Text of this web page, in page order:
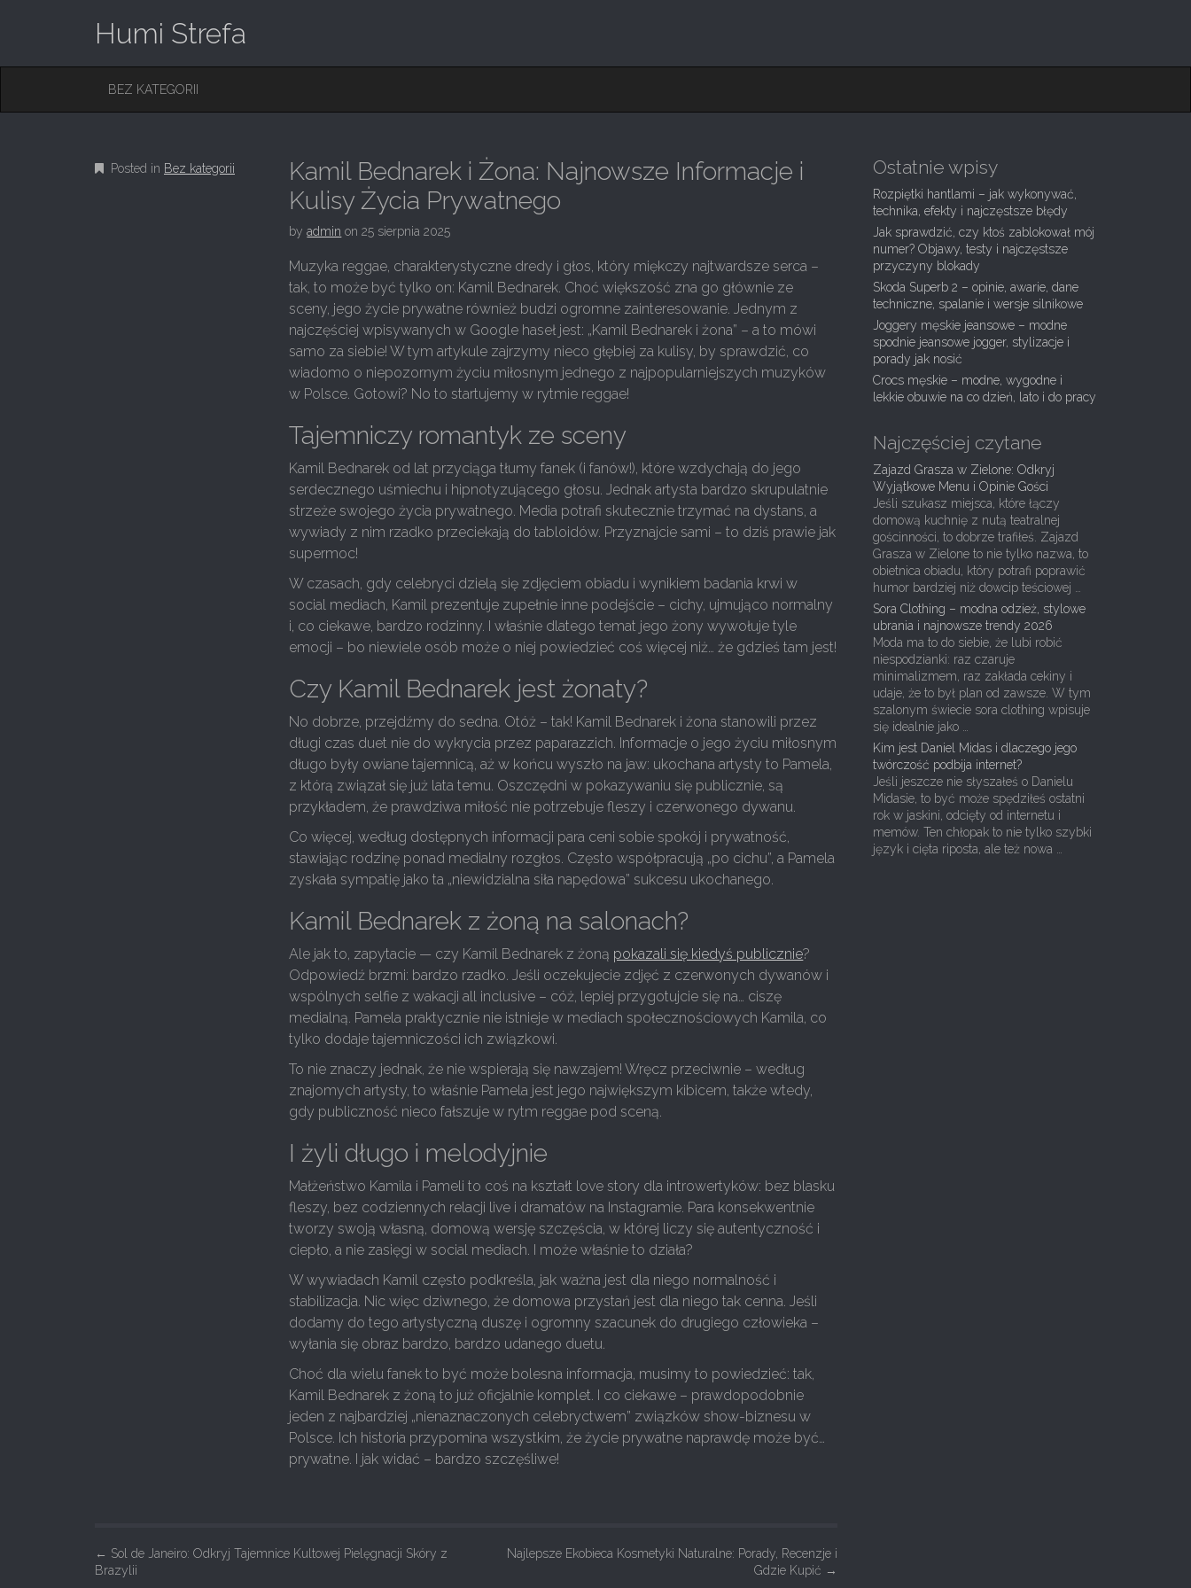
Humi Strefa
M
M
C
BEZ KATEGORII
Posted in Bez kategorii
Kamil Bednarek i Żona: Najnowsze Informacje i
Kulisy Życia Prywatnego
byadmin on25 sierpnia 2025
Muzyka reggae, charakterystyczne dredy i głos, który miękczy najtwardsze serca –
tak, to może być tylko on: Kamil Bednarek. Choć większość zna go głównie ze
sceny, jego życie prywatne również budzi ogromne zainteresowanie. Jednym z
najczęściej wpisywanych w Google haseł jest: „Kamil Bednarek i żona” – a to mówi
samo za siebie! W tym artykule zajrzymy nieco głębiej za kulisy, by sprawdzić, co
wiadomo o niepozornym życiu miłosnym jednego z najpopularniejszych muzyków
w Polsce. Gotowi? No to startujemy w rytmie reggae!
Tajemniczy romantyk ze sceny
Kamil Bednarek od lat przyciąga tłumy fanek (i fanów!), które wzdychają do jego
serdecznego uśmiechu i hipnotyzującego głosu. Jednak artysta bardzo skrupulatnie
strzeże swojego życia prywatnego. Media potrafi skutecznie trzymać na dystans, a
wywiady z nim rzadko przeciekają do tabloidów. Przyznajcie sami – to dziś prawie jak
supermoc!
W czasach, gdy celebryci dzielą się zdjęciem obiadu i wynikiem badania krwi w
social mediach, Kamil prezentuje zupełnie inne podejście – cichy, ujmująco normalny
i, co ciekawe, bardzo rodzinny. I właśnie dlatego temat jego żony wywołuje tyle
emocji – bo niewiele osób może o niej powiedzieć coś więcej niż… że gdzieś tam jest!
Czy Kamil Bednarek jest żonaty?
No dobrze, przejdźmy do sedna. Otóż – tak! Kamil Bednarek i żona stanowili przez
długi czas duet nie do wykrycia przez paparazzich. Informacje o jego życiu miłosnym
długo były owiane tajemnicą, aż w końcu wyszło na jaw: ukochana artysty to Pamela,
z którą związał się już lata temu. Oszczędni w pokazywaniu się publicznie, są
przykładem, że prawdziwa miłość nie potrzebuje fleszy i czerwonego dywanu.
Co więcej, według dostępnych informacji para ceni sobie spokój i prywatność,
stawiając rodzinę ponad medialny rozgłos. Często współpracują „po cichu”, a Pamela
zyskała sympatię jako ta „niewidzialna siła napędowa” sukcesu ukochanego.
Kamil Bednarek z żoną na salonach?
Ale jak to, zapytacie — czy Kamil Bednarek z żoną pokazali się kiedyś publicznie?
Odpowiedź brzmi: bardzo rzadko. Jeśli oczekujecie zdjęć z czerwonych dywanów i
wspólnych selfie z wakacji all inclusive – cóż, lepiej przygotujcie się na… ciszę
medialną. Pamela praktycznie nie istnieje w mediach społecznościowych Kamila, co
tylko dodaje tajemniczości ich związkowi.
To nie znaczy jednak, że nie wspierają się nawzajem! Wręcz przeciwnie – według
znajomych artysty, to właśnie Pamela jest jego największym kibicem, także wtedy,
gdy publiczność nieco fałszuje w rytm reggae pod sceną.
I żyli długo i melodyjnie
Małżeństwo Kamila i Pameli to coś na kształt love story dla introwertyków: bez blasku
fleszy, bez codziennych relacji live i dramatów na Instagramie. Para konsekwentnie
tworzy swoją własną, domową wersję szczęścia, w której liczy się autentyczność i
ciepło, a nie zasięgi w social mediach. I może właśnie to działa?
W wywiadach Kamil często podkreśla, jak ważna jest dla niego normalność i
stabilizacja. Nic więc dziwnego, że domowa przystań jest dla niego tak cenna. Jeśli
dodamy do tego artystyczną duszę i ogromny szacunek do drugiego człowieka –
wyłania się obraz bardzo, bardzo udanego duetu.
Choć dla wielu fanek to być może bolesna informacja, musimy to powiedzieć: tak,
Kamil Bednarek z żoną to już oficjalnie komplet. I co ciekawe – prawdopodobnie
jeden z najbardziej „nienaznaczonych celebryctwem” związków show-biznesu w
Polsce. Ich historia przypomina wszystkim, że życie prywatne naprawdę może być…
prywatne. I jak widać – bardzo szczęśliwe!
P
o
← Sol de Janeiro: Odkryj Tajemnice Kultowej Pielęgnacji Skóry z
Brazylii
Najlepsze Ekobieca Kosmetyki Naturalne: Porady, Recenzje i
Gdzie Kupić →
Ostatnie wpisy
Rozpiętki hantlami – jak wykonywać,
technika, efekty i najczęstsze błędy
Jak sprawdzić, czy ktoś zablokował mój
numer? Objawy, testy i najczęstsze
przyczyny blokady
Skoda Superb 2 – opinie, awarie, dane
techniczne, spalanie i wersje silnikowe
Joggery męskie jeansowe – modne
spodnie jeansowe jogger, stylizacje i
porady jak nosić
Crocs męskie – modne, wygodne i
lekkie obuwie na co dzień, lato i do pracy
Najczęściej czytane
Zajazd Grasza w Zielone: Odkryj
Wyjątkowe Menu i Opinie Gości
Jeśli szukasz miejsca, które łączy
domową kuchnię z nutą teatralnej
gościnności, to dobrze trafiłeś. Zajazd
Grasza w Zielone to nie tylko nazwa, to
obietnica obiadu, który potrafi poprawić
humor bardziej niż dowcip teściowej …
Sora Clothing – modna odzież, stylowe
ubrania i najnowsze trendy 2026
Moda ma to do siebie, że lubi robić
niespodzianki: raz czaruje
minimalizmem, raz zakłada cekiny i
udaje, że to był plan od zawsze. W tym
szalonym świecie sora clothing wpisuje
się idealnie jako …
Kim jest Daniel Midas i dlaczego jego
twórczość podbija internet?
Jeśli jeszcze nie słyszałeś o Danielu
Midasie, to być może spędziłeś ostatni
rok w jaskini, odcięty od internetu i
memów. Ten chłopak to nie tylko szybki
język i cięta riposta, ale też nowa …